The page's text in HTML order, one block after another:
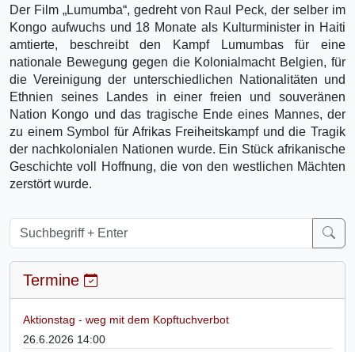
Der Film „Lumumba“, gedreht von Raul Peck, der selber im
Kongo aufwuchs und 18 Monate als Kulturminister in Haiti
amtierte, beschreibt den Kampf Lumumbas für eine
nationale Bewegung gegen die Kolonialmacht Belgien, für
die Vereinigung der unterschiedlichen Nationalitäten und
Ethnien seines Landes in einer freien und souveränen
Nation Kongo und das tragische Ende eines Mannes, der
zu einem Symbol für Afrikas Freiheitskampf und die Tragik
der nachkolonialen Nationen wurde. Ein Stück afrikanische
Geschichte voll Hoffnung, die von den westlichen Mächten
zerstört wurde.
Termine
Aktionstag - weg mit dem Kopftuchverbot
26.6.2026 14:00